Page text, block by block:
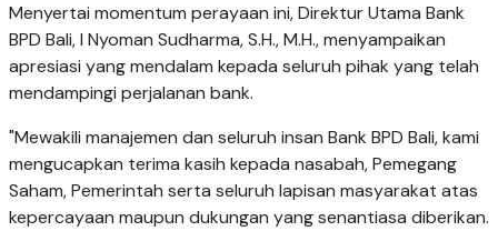
Menyertai momentum perayaan ini, Direktur Utama Bank
BPD Bali, I Nyoman Sudharma, S.H., M.H., menyampaikan
apresiasi yang mendalam kepada seluruh pihak yang telah
mendampingi perjalanan bank.
"Mewakili manajemen dan seluruh insan Bank BPD Bali, kami
mengucapkan terima kasih kepada nasabah, Pemegang
Saham, Pemerintah serta seluruh lapisan masyarakat atas
kepercayaan maupun dukungan yang senantiasa diberikan.